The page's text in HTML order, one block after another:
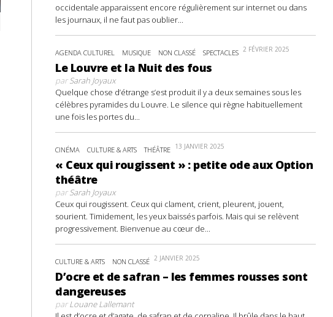
occidentale apparaissent encore régulièrement sur internet ou dans
les journaux, il ne faut pas oublier...
AGENDA CULTUREL MUSIQUE NON CLASSÉ SPECTACLES 2 FÉVRIER 2025
Le Louvre et la Nuit des fous
parSarah Joyaux
Quelque chose d’étrange s’est produit il y a deux semaines sous les
célèbres pyramides du Louvre. Le silence qui règne habituellement
une fois les portes du...
CINÉMA CULTURE & ARTS THÉÂTRE 13 JANVIER 2025
« Ceux qui rougissent » : petite ode aux Option
théâtre
parSarah Joyaux
Ceux qui rougissent. Ceux qui clament, crient, pleurent, jouent,
sourient. Timidement, les yeux baissés parfois. Mais qui se relèvent
progressivement. Bienvenue au cœur de...
CULTURE & ARTS NON CLASSÉ 2 JANVIER 2025
D’ocre et de safran – les femmes rousses sont
dangereuses
parLouane Lallemant